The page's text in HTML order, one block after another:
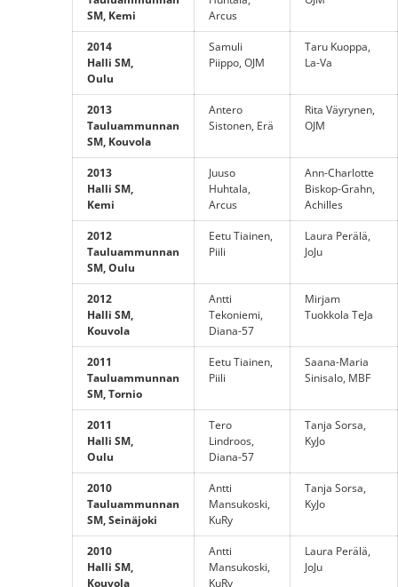
SM, Kemi
Arcus
2014
Halli SM,
Oulu
Samuli
Piippo, OJM
Taru Kuoppa,
La-Va
2013
Tauluammunnan
SM, Kouvola
Antero
Sistonen, Erä
Rita Väyrynen,
OJM
2013
Halli SM,
Kemi
Juuso
Huhtala,
Arcus
Ann-Charlotte
Biskop-Grahn,
Achilles
2012
Tauluammunnan
SM, Oulu
Eetu Tiainen,
Piili
Laura Perälä,
JoJu
2012
Halli SM,
Kouvola
Antti
Tekoniemi,
Diana-57
Mirjam
Tuokkola TeJa
2011
Tauluammunnan
SM, Tornio
Eetu Tiainen,
Piili
Saana-Maria
Sinisalo, MBF
2011
Halli SM,
Oulu
Tero
Lindroos,
Diana-57
Tanja Sorsa,
KyJo
2010
Tauluammunnan
SM, Seinäjoki
Antti
Mansukoski,
KuRy
Tanja Sorsa,
KyJo
2010
Halli SM,
Kouvola
Antti
Mansukoski,
KuRy
Laura Perälä,
JoJu